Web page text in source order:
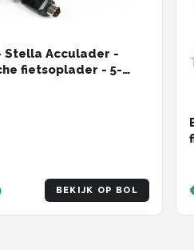
Stella Acculader -
fietsoplader - 5-
BEKIJK OP BOL